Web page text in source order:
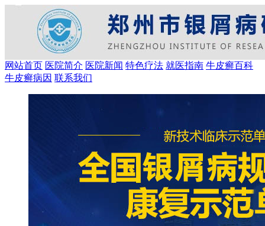
网站首页 医院简介 医院新闻 特色疗法 就医指南 牛皮癣百科
牛皮癣病因 联系我们